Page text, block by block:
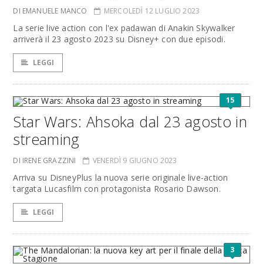
DI EMANUELE MANCO MERCOLEDÌ 12 LUGLIO 2023
La serie live action con l'ex padawan di Anakin Skywalker
arriverà il 23 agosto 2023 su Disney+ con due episodi.
LEGGI
15
Star Wars: Ahsoka dal 23 agosto in
streaming
DI IRENE GRAZZINI VENERDÌ 9 GIUGNO 2023
Arriva su DisneyPlus la nuova serie originale live-action
targata Lucasfilm con protagonista Rosario Dawson.
LEGGI
3